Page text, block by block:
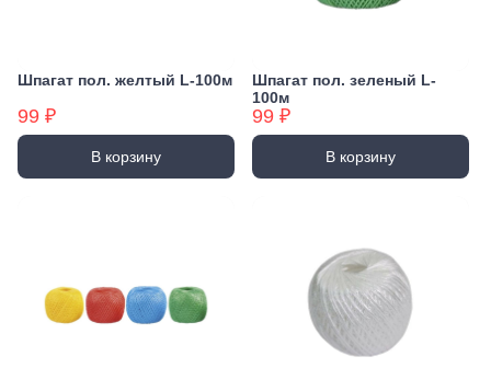
Шпагат пол. желтый L-100м
99 ₽
В корзину
Шпагат пол. зеленый L-
100м
99 ₽
В корзину